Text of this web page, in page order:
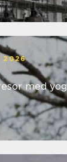
2026
med